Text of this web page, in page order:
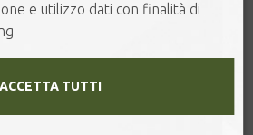
e utilizzo dati con finalità di
ACCETTA TUTTI